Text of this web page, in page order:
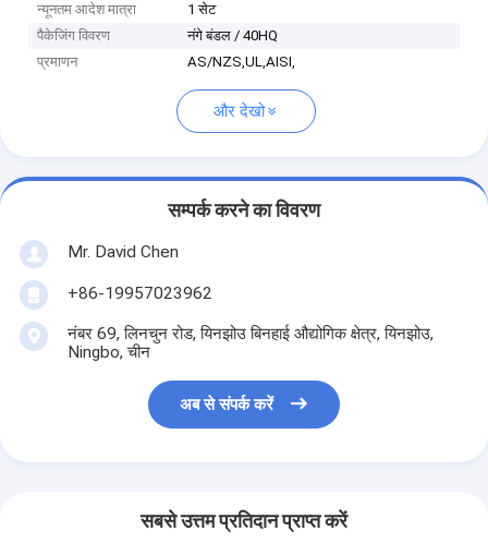
न्यूनतम आदेश मात्रा
1 सेट
पैकेजिंग विवरण
नंगे बंडल / 40HQ
प्रमाणन
AS/NZS,UL,AISI,
और देखो
सम्पर्क करने का विवरण
Mr. David Chen
+86-19957023962
नंबर 69, लिनचुन रोड, यिनझोउ बिनहाई औद्योगिक क्षेत्र, यिनझोउ,
Ningbo, चीन
अब से संपर्क करें
सबसे उत्तम प्रतिदान प्राप्त करें